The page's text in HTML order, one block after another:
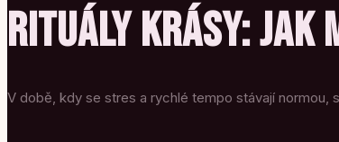
RITUÁLY KRÁSY: JAK
V době, kdy se stres a rychlé tempo stávají normou,